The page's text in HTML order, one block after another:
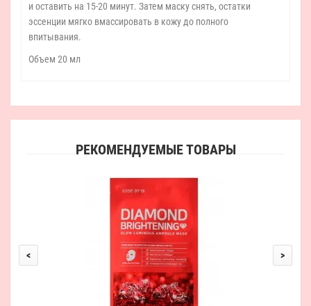
и оставить на 15-20 минут. Затем маску снять, остатки
эссенции мягко вмассировать в кожу до полного
впитывания.
Объем 20 мл
РЕКОМЕНДУЕМЫЕ ТОВАРЫ
< >